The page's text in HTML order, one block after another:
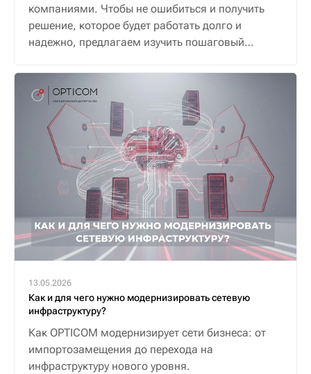
компаниями. Чтобы не ошибиться и получить
решение, которое будет работать долго и
надежно, предлагаем изучить пошаговый
13.05.2026
Как и для чего нужно модернизировать сетевую
инфраструктуру?
Как OPTICOM модернизирует сети бизнеса: от
импортозамещения до перехода на
инфраструктуру нового уровня.